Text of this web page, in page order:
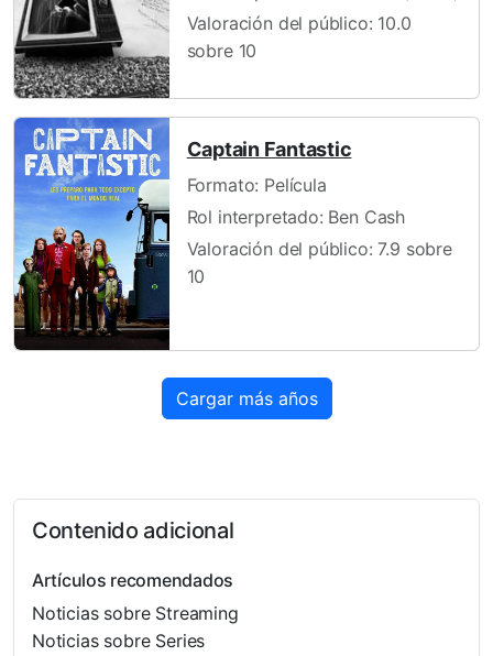
Valoración del público: 10.0
sobre 10
Captain Fantastic
Formato: Película
Rol interpretado: Ben Cash
Valoración del público: 7.9 sobre
10
Cargar más años
Contenido adicional
Artículos recomendados
Noticias sobre Streaming
Noticias sobre Series